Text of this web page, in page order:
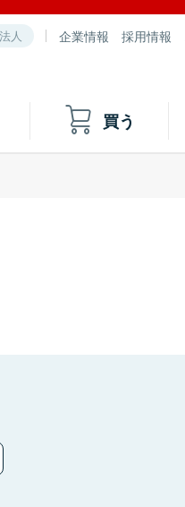
法人 企業情報 採用情報
買う